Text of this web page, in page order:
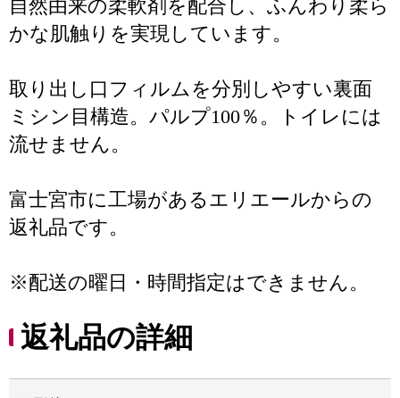
自然由来の柔軟剤を配合し、ふんわり柔ら
かな肌触りを実現しています。
取り出し口フィルムを分別しやすい裏面
ミシン目構造。パルプ100％。トイレには
流せません。
富士宮市に工場があるエリエールからの
返礼品です。
※配送の曜日・時間指定はできません。
返礼品の詳細